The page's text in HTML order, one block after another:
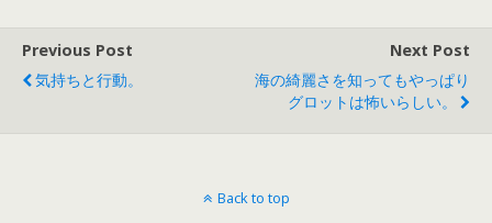
Previous Post
気持ちと行動。
Next Post
海の綺麗さを知ってもやっぱり
グロットは怖いらしい。
Back to top